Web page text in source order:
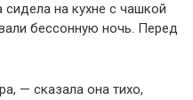
на кухне с чашкой
бессонную ночь. Перед
— сказала она тихо,